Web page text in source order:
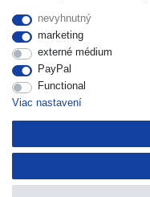
nevyhnutný
marketing
externé médium
PayPal
Functional
Viac nastavení